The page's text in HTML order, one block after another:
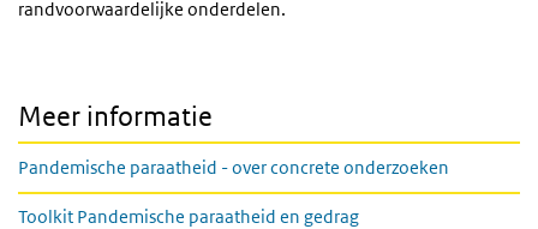
randvoorwaardelijke onderdelen.
Meer informatie
Pandemische paraatheid - over concrete onderzoeken
Toolkit Pandemische paraatheid en gedrag